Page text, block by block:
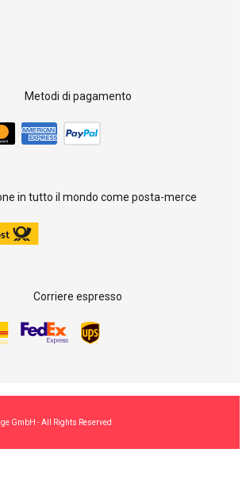
Metodi di pagamento
in tutto il mondo come posta-merce
Corriere espresso
GmbH - All Rights Reserved